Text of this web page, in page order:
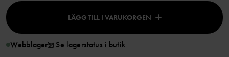
LÄGG TILL I VARUKORGEN
Webblager Se lagerstatus i butik